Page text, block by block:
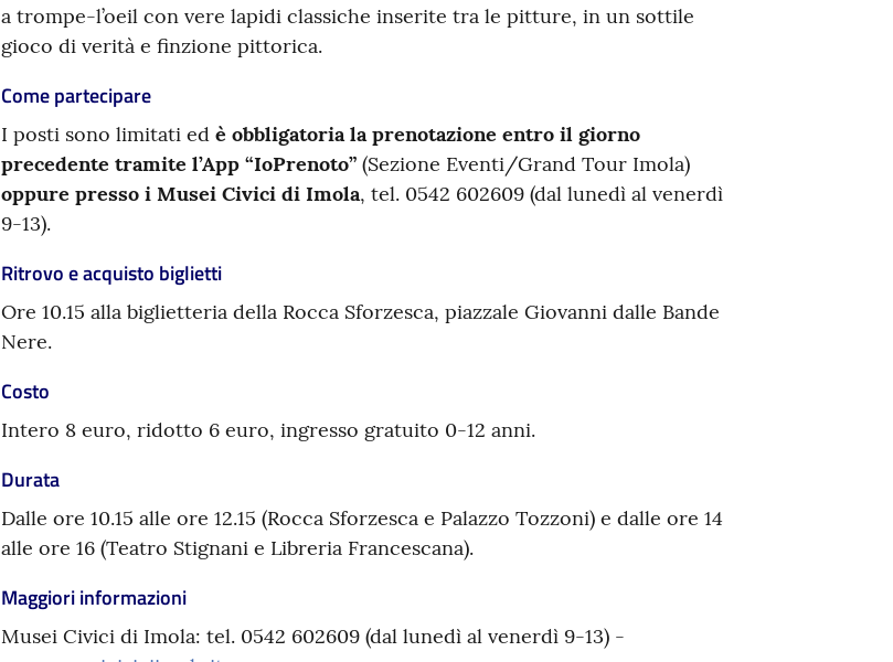
a trompe-l’oeil con vere lapidi classiche inserite tra le pitture, in un sottile
gioco di verità e finzione pittorica.
Come partecipare
I posti sono limitati ed è obbligatoria la prenotazione entro il giorno
precedente tramite l’App “IoPrenoto” (Sezione Eventi/Grand Tour Imola)
oppure presso i Musei Civici di Imola, tel. 0542 602609 (dal lunedì al venerdì
9-13).
Ritrovo e acquisto biglietti
Ore 10.15 alla biglietteria della Rocca Sforzesca, piazzale Giovanni dalle Bande
Nere.
Costo
Intero 8 euro, ridotto 6 euro, ingresso gratuito 0-12 anni.
Durata
Dalle ore 10.15 alle ore 12.15 (Rocca Sforzesca e Palazzo Tozzoni) e dalle ore 14
alle ore 16 (Teatro Stignani e Libreria Francescana).
Maggiori informazioni
Musei Civici di Imola: tel. 0542 602609 (dal lunedì al venerdì 9-13) -